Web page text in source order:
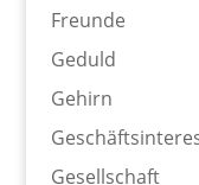
Freunde
Geduld
Gehirn
Gesellschaft